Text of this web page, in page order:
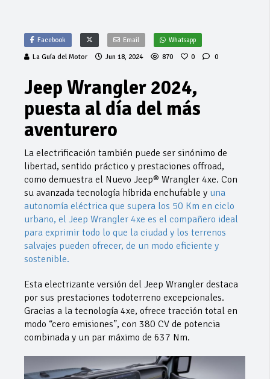
Facebook Email Whatsapp
La Guía del Motor Jun 18, 2024 870 0 0
Jeep Wrangler 2024,
puesta al día del más
aventurero
La electrificación también puede ser sinónimo de
libertad, sentido práctico y prestaciones offroad,
como demuestra el Nuevo Jeep® Wrangler 4xe. Con
su avanzada tecnología híbrida enchufable y una
autonomía eléctrica que supera los 50 Km en ciclo
urbano, el Jeep Wrangler 4xe es el compañero ideal
para exprimir todo lo que la ciudad y los terrenos
salvajes pueden ofrecer, de un modo eficiente y
sostenible.
Esta electrizante versión del Jeep Wrangler destaca
por sus prestaciones todoterreno excepcionales.
Gracias a la tecnología 4xe, ofrece tracción total en
modo “cero emisiones”, con 380 CV de potencia
combinada y un par máximo de 637 Nm.